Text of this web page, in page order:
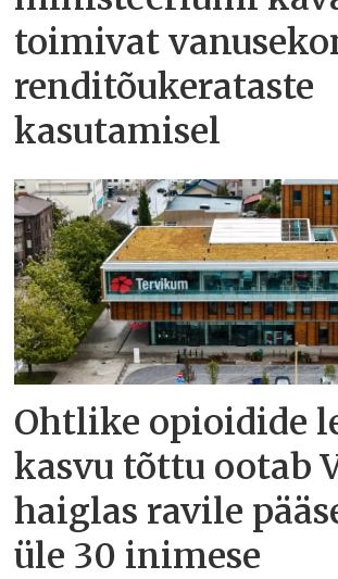
toimivat
renditõukerataste
kasutamisel
Ohtlike opioidide
kasvu tõttu ootab
haiglas ravile
üle 30 inimese